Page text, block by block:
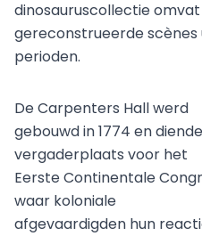
dinosauruscollectie
gereconstrueerde
perioden.
De Carpenters Hall werd
gebouwd in 1774 en
vergaderplaats voor het
Eerste Continentale
waar koloniale
afgevaardigden hun